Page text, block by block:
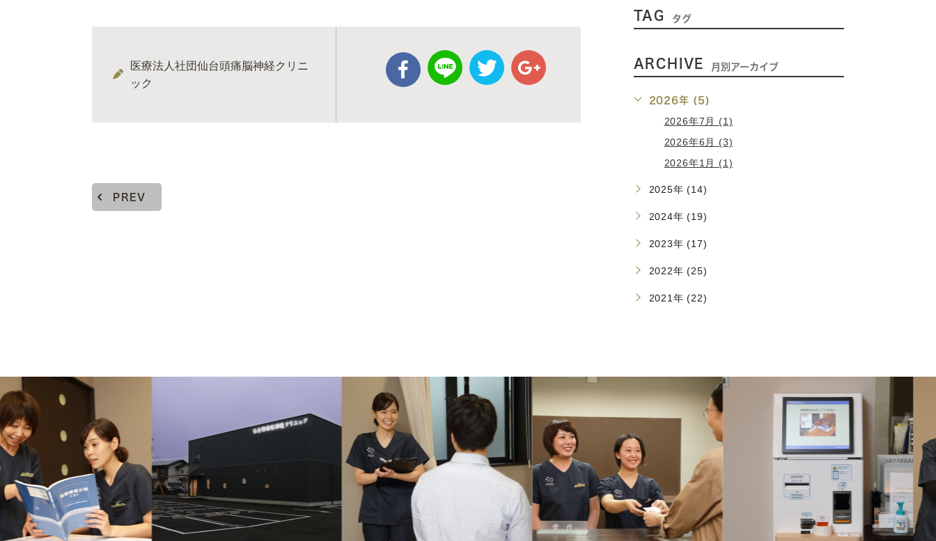
医療法人社団仙台頭痛脳神経クリニ
ック
PREV
TAG タグ
ARCHIVE 月別アーカイブ
2026年 (5)
2026年7月 (1)
2026年6月 (3)
2026年1月 (1)
2025年 (14)
2024年 (19)
2023年 (17)
2022年 (25)
2021年 (22)